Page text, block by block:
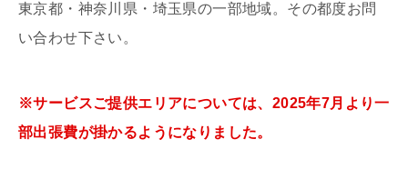
東京都・神奈川県・埼玉県の一部地域。その都度お問
い合わせ下さい。
※サービスご提供エリアについては、2025年7月より一
部出張費が掛かるようになりました。